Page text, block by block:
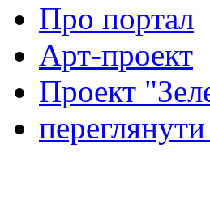
Про портал
Арт-проект
Проект
переглянути